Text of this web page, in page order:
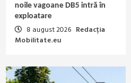
noile vagoane DB5 intră în
exploatare
8 august 2026 Redacția
Mobilitate.eu